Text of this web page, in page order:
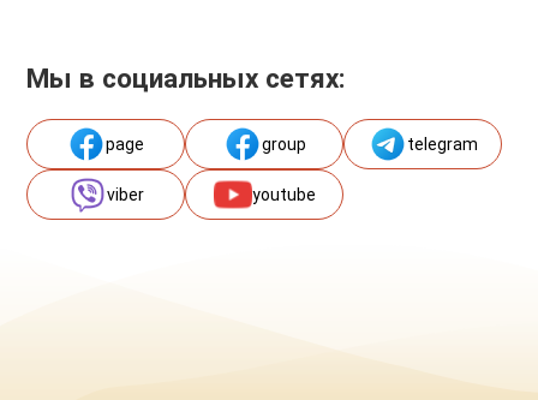
Мы в социальных сетях:
page group telegram
viber youtube